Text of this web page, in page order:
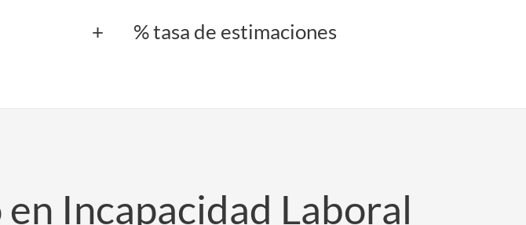
+ % tasa de estimaciones
Incapacidad Laboral